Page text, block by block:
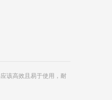
该高效且易于使用，耐